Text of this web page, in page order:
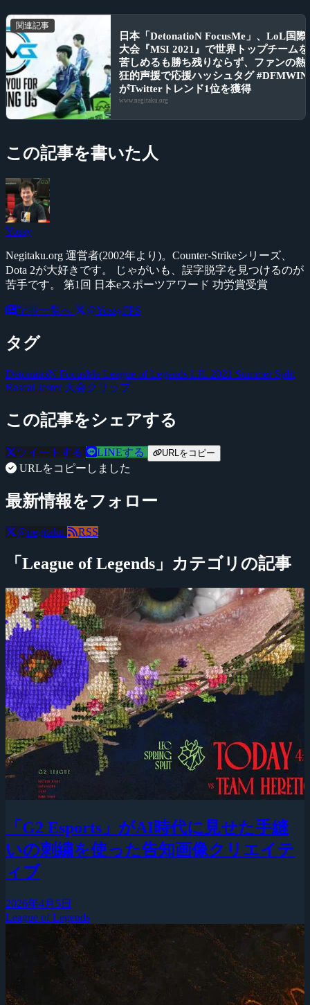
関連記事
日本「DetonatioN FocusMe」、LoL国際
大会『MSI 2021』で世界トップチームを
苦しめるも勝ち残りならず、ファンの熱
狂的声援で応援ハッシュタグ #DFMWIN
がTwitterトレンド1位を獲得
www.negitaku.org
この記事を書いた人
Yossy
Negitaku.org 運営者(2002年より)。Counter-Strikeシリーズ、
Dota 2が大好きです。 じゃがいも、誤字脱字を見つけるのが
苦手です。 第1回 日本eスポーツアワード 功労賞受賞
記事一覧へ @YossyFPS
タグ
DetonatioN FocusMe League of Legends LJL 2021 Summer Split
Rascal Jester 大会クリップ
この記事をシェアする
ツイートする LINEする URLをコピー
URLをコピーしました
最新情報をフォロー
@negitaku RSS
「League of Legends」カテゴリの記事
「G2 Esports」がAI時代に見せた手縫
いの刺繍を使った告知画像クリエイテ
ィブ
2026年4月5日
League of Legends